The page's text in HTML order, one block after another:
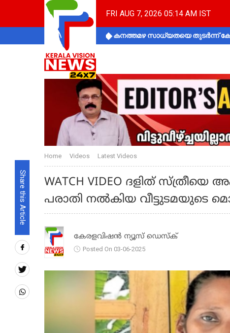
FRI AUG 7, 2026 05:14 AM IST
കനത്തമഴ സാധ്യതയെ തുടർന്ന്
Share this Article
Home Videos Latest Videos
WATCH VIDEO ദളിത്
പരാതി നല്‍കിയ വീട്ടുടമയുടെ
കേരളവിഷൻ ന്യൂസ് ഡെസ്‌ക്
Posted On 03-06-2025